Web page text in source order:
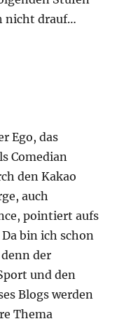
nicht drauf…
Ego, das
Comedian
den Kakao
auch
pointiert aufs
bin ich schon
der
und den
Blogs werden
Thema